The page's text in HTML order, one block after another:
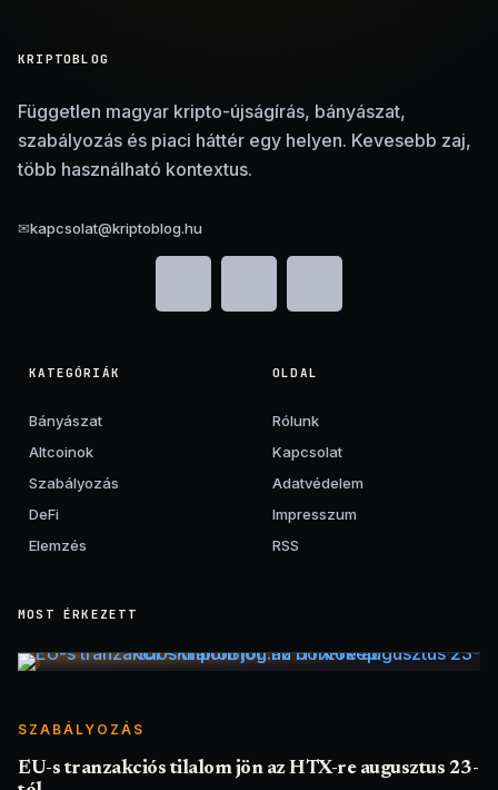
KRIPTOBLOG
Független magyar kripto-újságírás, bányászat,
szabályozás és piaci háttér egy helyen. Kevesebb zaj,
több használható kontextus.
✉kapcsolat@kriptoblog.hu
KATEGÓRIÁK
Bányászat
Altcoinok
Szabályozás
DeFi
Elemzés
OLDAL
Rólunk
Kapcsolat
Adatvédelem
Impresszum
RSS
MOST ÉRKEZETT
SZABÁLYOZÁS
EU-s tranzakciós tilalom jön az HTX-re augusztus 23-